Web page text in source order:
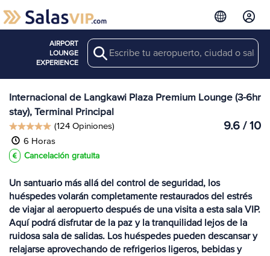
AIRPORT
LOUNGE
EXPERIENCE
Search Ver más
Salas en LGK
Internacional de Langkawi Plaza Premium Lounge (3-6hr
stay), Terminal Principal
9.6 / 10
(124 Opiniones)
6 Horas
Cancelación gratuita
Un santuario más allá del control de seguridad, los
huéspedes volarán completamente restaurados del estrés
de viajar al aeropuerto después de una visita a esta sala VIP.
Aquí podrá disfrutar de la paz y la tranquilidad lejos de la
ruidosa sala de salidas. Los huéspedes pueden descansar y
relajarse aprovechando de refrigerios ligeros, bebidas y